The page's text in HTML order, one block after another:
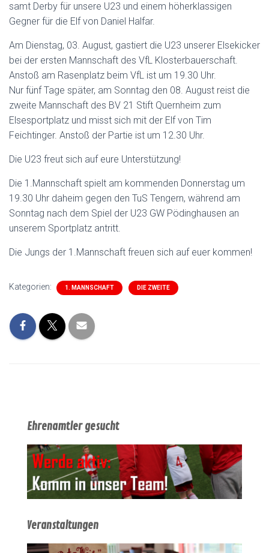
samt Derby für unsere U23 und einem höherklassigen
Gegner für die Elf von Daniel Halfar.
Am Dienstag, 03. August, gastiert die U23 unserer Elsekicker
bei der ersten Mannschaft des VfL Klosterbauerschaft.
Anstoß am Rasenplatz beim VfL ist um 19.30 Uhr.
Nur fünf Tage später, am Sonntag den 08. August reist die
zweite Mannschaft des BV 21 Stift Quernheim zum
Elsesportplatz und misst sich mit der Elf von Tim
Feichtinger. Anstoß der Partie ist um 12.30 Uhr.
Die U23 freut sich auf eure Unterstützung!
Die 1.Mannschaft spielt am kommenden Donnerstag um
19.30 Uhr daheim gegen den TuS Tengern, während am
Sonntag nach dem Spiel der U23 GW Pödinghausen an
unserem Sportplatz antritt.
Die Jungs der 1.Mannschaft freuen sich auf euer kommen!
Kategorien: 1. MANNSCHAFT DIE ZWEITE
Ehrenamtler gesucht
Veranstaltungen